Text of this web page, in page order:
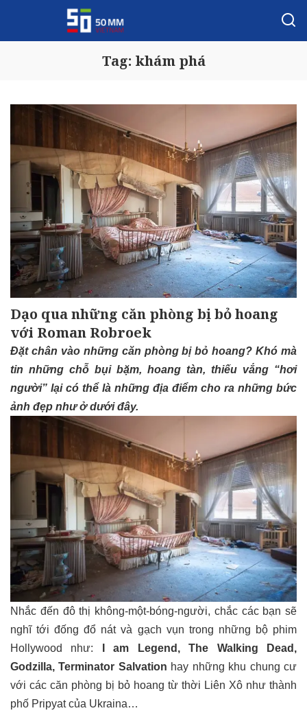
Tag: khám phá
Dạo qua những căn phòng bị bỏ hoang
với Roman Robroek
Đặt chân vào những căn phòng bị bỏ hoang? Khó mà
tin những chỗ bụi bặm, hoang tàn, thiếu vắng “hơi
người” lại có thể là những địa điểm cho ra những bức
ảnh đẹp như ở dưới đây.
Nhắc đến đô thị không-một-bóng-người, chắc các bạn sẽ
nghĩ tới đống đổ nát và gạch vụn trong những bộ phim
Hollywood như:
I am Legend, The Walking Dead,
Godzilla, Terminator Salvation hay những khu chung cư
với các căn phòng bị bỏ hoang từ thời Liên Xô như thành
phố Pripyat của Ukraina…